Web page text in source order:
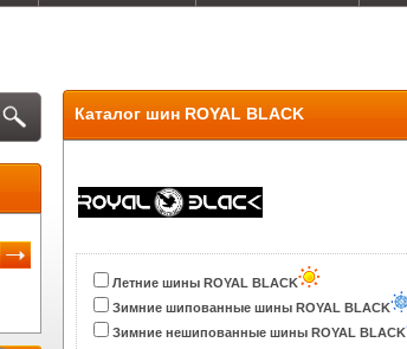
Каталог шин ROYAL BLACK
Летние шины ROYAL BLACK
Зимние шипованные шины ROYAL BLACK
Зимние нешипованные шины ROYAL BLACK